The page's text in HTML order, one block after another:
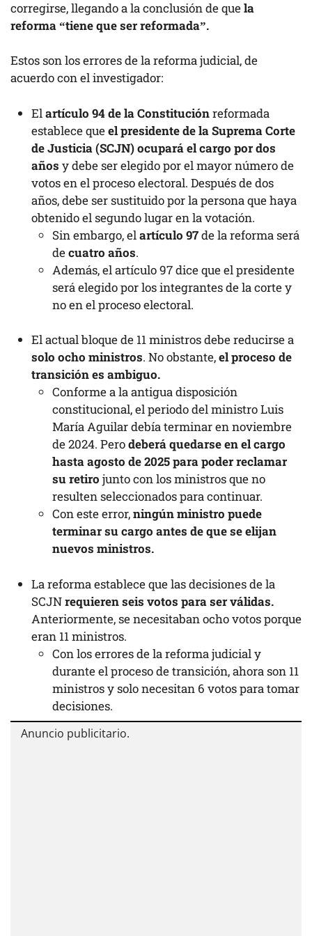
corregirse, llegando a la conclusión de quela
reforma “tiene que ser reformada”.
Estos son los errores de la reforma judicial, de
acuerdo con el investigador:
Elartículo 94 de la Constituciónreformada
establece queel presidente de la Suprema Corte
de Justicia (SCJN) ocupará el cargo por dos
años y debe ser elegido por el mayor número de
votos en el proceso electoral. Después de dos
años, debe ser sustituido por la persona que haya
obtenido el segundo lugar en la votación.
Sin embargo, elartículo 97de la reforma será
decuatro años.
Además, el artículo 97 dice que el presidente
será elegido por los integrantes de la corte y
no en el proceso electoral.
El actual bloque de 11 ministros debe reducirse a
solo ocho ministros. No obstante,el proceso de
transición es ambiguo.
Conforme a la antigua disposición
constitucional, el periodo del ministro Luis
María Aguilar debía terminar en noviembre
de 2024. Perodeberá quedarse en el cargo
hasta agosto de 2025 para poder reclamar
su retiro junto con los ministros que no
resulten seleccionados para continuar.
Con este error,ningún ministro puede
terminar su cargo antes de que se elijan
nuevos ministros.
La reforma establece que las decisiones de la
SCJNrequieren seis votos para ser válidas.
Anteriormente, se necesitaban ocho votos porque
eran 11 ministros.
Con los errores de la reforma judicial y
durante el proceso de transición, ahora son 11
ministros y solo necesitan 6 votos para tomar
decisiones.